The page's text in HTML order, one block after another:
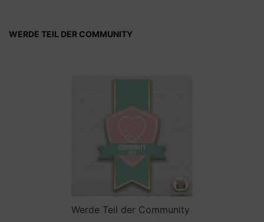
WERDE TEIL DER COMMUNITY
Werde Teil der Community